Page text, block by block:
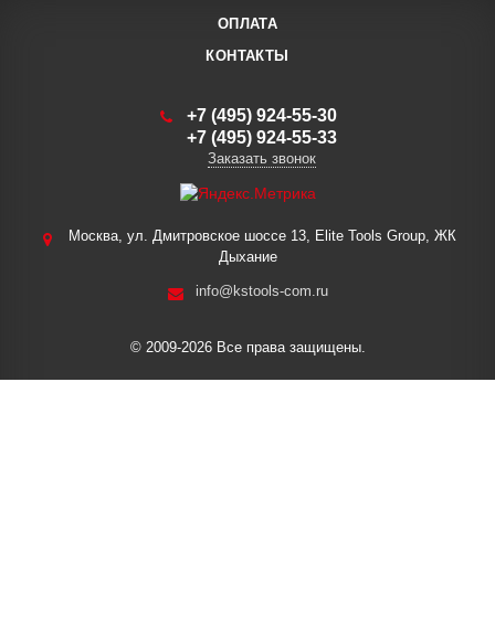
ОПЛАТА
КОНТАКТЫ
+7 (495) 924-55-30
+7 (495) 924-55-33
Заказать звонок
Москва, ул. Дмитровское шоссе 13, Elite Tools Group, ЖК
Дыхание
info@kstools-com.ru
© 2009-2026 Все права защищены.